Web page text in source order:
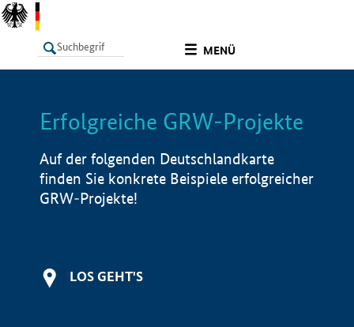
MENÜ
LISTE Info
Erfolgreiche GRW-Projekte
Auf der folgenden Deutschlandkarte
finden Sie konkrete Beispiele erfolgreicher
GRW-Projekte!
LOS GEHT'S